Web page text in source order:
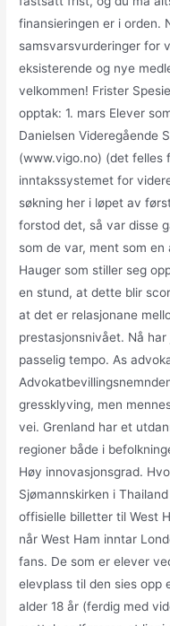
finansieringen er i orden.
samsvarsvurderinger for
eksisterende og nye
velkommen! Frister
opptak: 1. mars Elever
Danielsen Videregående
(www.vigo.no) (det felles
inntakssystemet for
søkning her i løpet av
forstod det, så var disse
som de var, ment som
Hauger som stiller seg
en stund, at dette blir
at det er relasjonane
prestasjonsnivået. Nå
passelig tempo. As
gressklyving, men
vei. Grenland har et
regioner både i
Høy innovasjonsgrad.
Sjømannskirken i
offisielle billetter til West
når West Ham inntar
fans. De som er elever
elevplass til den sies opp
alder 18 år (ferdig med